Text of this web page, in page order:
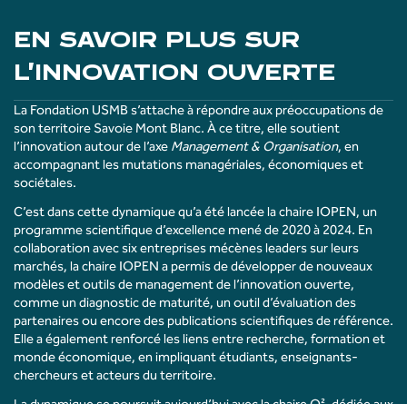
EN SAVOIR PLUS SUR
L’INNOVATION OUVERTE
La Fondation USMB s’attache à répondre aux préoccupations de
son territoire Savoie Mont Blanc. À ce titre, elle soutient
l’innovation autour de l’axe Management & Organisation, en
accompagnant les mutations managériales, économiques et
sociétales.
C’est dans cette dynamique qu’a été lancée lachaire IOPEN, un
programme scientifique d’excellence mené de 2020 à 2024. En
collaboration avec six entreprises mécènes leaders sur leurs
marchés, la chaire IOPEN a permis de développer de nouveaux
modèles et outils de management de l’innovation ouverte,
comme un diagnostic de maturité, un outil d’évaluation des
partenaires ou encore des publications scientifiques de référence.
Elle a également renforcé les liens entre recherche, formation et
monde économique, en impliquant étudiants, enseignants-
chercheurs et acteurs du territoire.